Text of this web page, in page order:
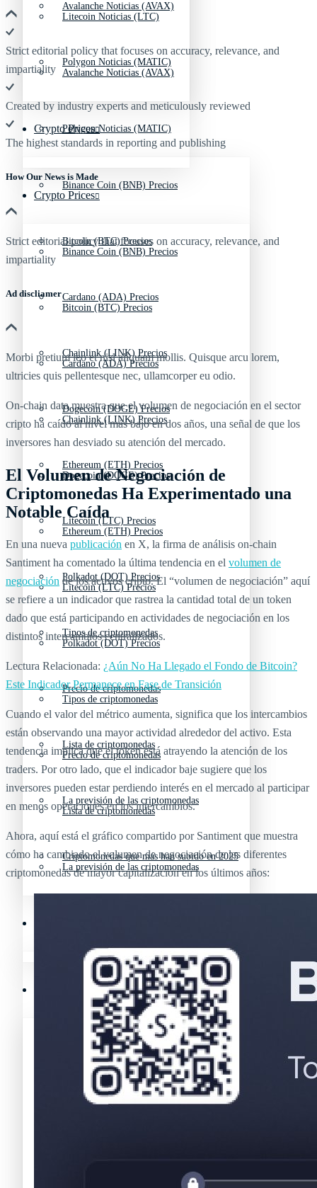
Avalanche Noticias (AVAX)
Polygon Noticias (MATIC)
Crypto Prices
Binance Coin (BNB) Precios
Bitcoin (BTC) Precios
Cardano (ADA) Precios
Chainlink (LINK) Precios
Dogecoin (DOGE) Precios
Ethereum (ETH) Precios
Litecoin (LTC) Precios
Polkadot (DOT) Precios
Tipos de criptomonedas
Precio de criptomonedas
Lista de criptomonedas
La previsión de las criptomonedas
Criptomonedas que más han subido en 2025
Mejores memecoins
Memecoins de Solana
Shitcoins
Litecoin Noticias (LTC)
Avalanche Noticias (AVAX)
Polygon Noticias (MATIC)
Crypto Prices
Binance Coin (BNB) Precios
Bitcoin (BTC) Precios
Cardano (ADA) Precios
Chainlink (LINK) Precios
Dogecoin (DOGE) Precios
Ethereum (ETH) Precios
Litecoin (LTC) Precios
Polkadot (DOT) Precios
Tipos de criptomonedas
Precio de criptomonedas
Lista de criptomonedas
La previsión de las criptomonedas
Recursos y Directorio Cripto
Mejores memecoins
Memecoins de Solana
Strict editorial policy that focuses on accuracy, relevance, and
impartiality
Created by industry experts and meticulously reviewed
The highest standards in reporting and publishing
How Our News is Made
Strict editorial policy that focuses on accuracy, relevance, and
impartiality
Ad discliamer
Morbi pretium leo et nisl aliquam mollis. Quisque arcu lorem,
ultricies quis pellentesque nec, ullamcorper eu odio.
On-chain data muestra que el volumen de negociación en el sector
cripto ha caído al nivel más bajo en dos años, una señal de que los
inversores han desviado su atención del mercado.
El Volumen de Negociación de
Criptomonedas Ha Experimentado una
Notable Caída
En una nueva publicación en X, la firma de análisis on‑chain
Santiment ha comentado la última tendencia en el volumen de
negociación de los activos cripto. El “volumen de negociación” aquí
se refiere a un indicador que rastrea la cantidad total de un token
dado que está participando en actividades de negociación en los
distintos intercambios centralizados.
Lectura Relacionada: ¿Aún No Ha Llegado el Fondo de Bitcoin?
Este Indicador Permanece en Fase de Transición
Cuando el valor del métrico aumenta, significa que los intercambios
están observando una mayor actividad alrededor del activo. Esta
tendencia implica que el token está atrayendo la atención de los
traders. Por otro lado, que el indicador baje sugiere que los
inversores pueden estar perdiendo interés en el mercado al participar
en menos operaciones en los intercambios.
Ahora, aquí está el gráfico compartido por Santiment que muestra
cómo ha cambiado el volumen de negociación de las diferentes
criptomonedas de mayor capitalización en los últimos años: